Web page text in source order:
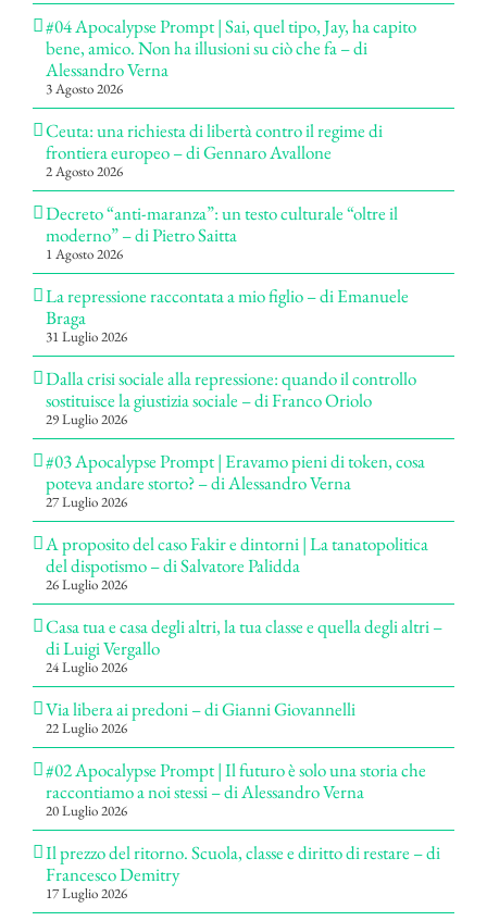
#04 Apocalypse Prompt | Sai, quel tipo, Jay, ha capito
bene, amico. Non ha illusioni su ciò che fa – di
Alessandro Verna
3 Agosto 2026
Ceuta: una richiesta di libertà contro il regime di
frontiera europeo – di Gennaro Avallone
2 Agosto 2026
Decreto “anti-maranza”: un testo culturale “oltre il
moderno” – di Pietro Saitta
1 Agosto 2026
La repressione raccontata a mio figlio – di Emanuele
Braga
31 Luglio 2026
Dalla crisi sociale alla repressione: quando il controllo
sostituisce la giustizia sociale – di Franco Oriolo
29 Luglio 2026
#03 Apocalypse Prompt | Eravamo pieni di token, cosa
poteva andare storto? – di Alessandro Verna
27 Luglio 2026
A proposito del caso Fakir e dintorni | La tanatopolitica
del dispotismo – di Salvatore Palidda
26 Luglio 2026
Casa tua e casa degli altri, la tua classe e quella degli altri –
di Luigi Vergallo
24 Luglio 2026
Via libera ai predoni – di Gianni Giovannelli
22 Luglio 2026
#02 Apocalypse Prompt | Il futuro è solo una storia che
raccontiamo a noi stessi – di Alessandro Verna
20 Luglio 2026
Il prezzo del ritorno. Scuola, classe e diritto di restare – di
Francesco Demitry
17 Luglio 2026